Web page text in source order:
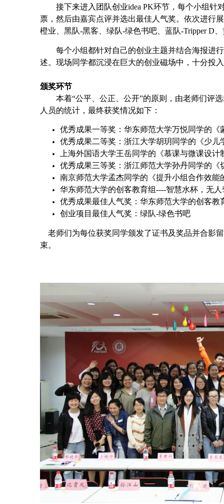
接下来进入团队创业idea PK环节，每个小组
票，然后由嘉宾点评并选出最佳人气奖。依次进行
橙业、黑队-黑客、绿队-绿色书吧、蓝队-Tripper D
每个小组都针对自己的创业主题并结合海报进
述。现场同学都沉浸在巨大的创业磁场中，十分投
颁奖环节
本着“公平、公正、公开”的原则，由老师们评
人员的统计，最终获奖情况如下：
优秀成果一等奖：华东师范大学万悦同学的《
优秀成果二等奖：浙江大学胡玥同学的《少儿
上海外国语大学王岳同学的《慕课与微课设计
优秀成果三等奖：浙江师范大学孙丹同学的《
南京师范大学孟杰同学的《提升小组合作效能
华东师范大学的创客教育组----智慧水杯，无
优秀成果最佳人气奖：华东师范大学的创客
创业项目最佳人气奖：绿队-绿色书吧
老师们为每位获奖同学颁发了证书及奖品并合影
束。